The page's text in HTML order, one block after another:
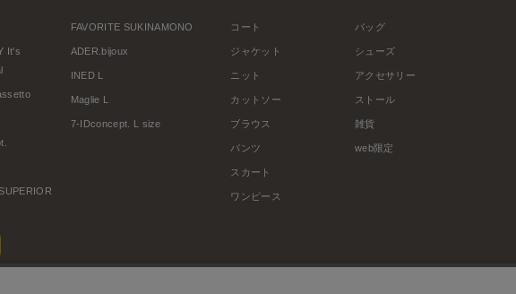
It's
FAVORITE SUKINAMONO
ADER.bijoux
INED L
Maglie L
7-IDconcept. L size
コート
ジャケット
ニット
カットソー
ブラウス
パンツ
スカート
ワンピース
バッグ
シューズ
アクセサリー
ストール
雑貨
web限定